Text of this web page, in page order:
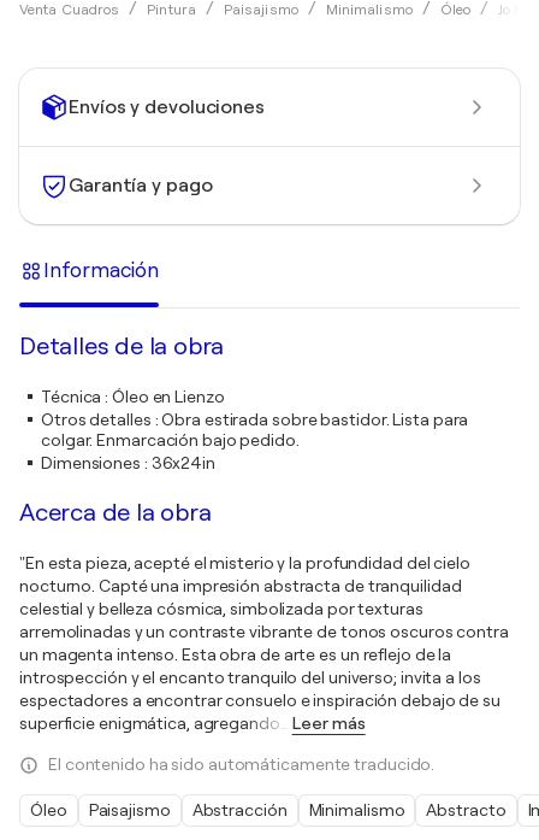
Venta Cuadros Pintura Paisajismo Minimalismo Óleo Jo
Envíos y devoluciones
Garantía y pago
Información
Detalles de la obra
Técnica :Óleo en Lienzo
Otros detalles :Obra estirada sobre bastidor. Lista para
colgar. Enmarcación bajo pedido.
Dimensiones : 36x24in
Acerca de la obra
"En esta pieza, acepté el misterio y la profundidad del cielo
nocturno. Capté una impresión abstracta de tranquilidad
celestial y belleza cósmica, simbolizada por texturas
arremolinadas y un contraste vibrante de tonos oscuros contra
un magenta intenso. Esta obra de arte es un reflejo de la
introspección y el encanto tranquilo del universo; invita a los
espectadores a encontrar consuelo e inspiración debajo de su
superficie enigmática, agregando
Leer más
El contenido ha sido automáticamente traducido.
Óleo Paisajismo Abstracción Minimalismo Abstracto